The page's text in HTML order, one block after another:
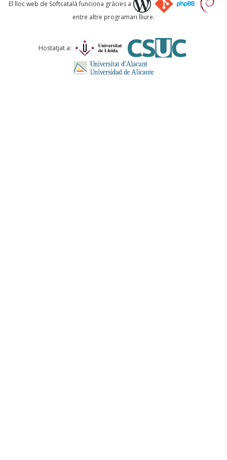
Comentari *
El lloc web de Softcatalà funciona gràcies a
entre altre programari lliure.
Hostatjat a: